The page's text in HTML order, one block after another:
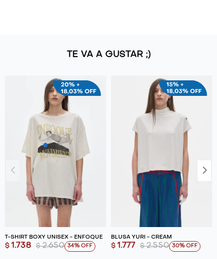
TE VA A GUSTAR ;)
T-SHIRT BOXY UNISEX - ENFOQUE
$ 1.738 $ 2.650 34
BLUSA YURI - CREAM
$ 1.777 $ 2.550 30